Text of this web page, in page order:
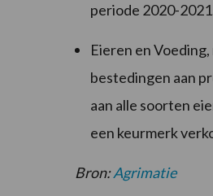
periode 2020-
Eieren en
bestedingen aan
aan alle soorten
een keurmerk
Bron:Agrimatie